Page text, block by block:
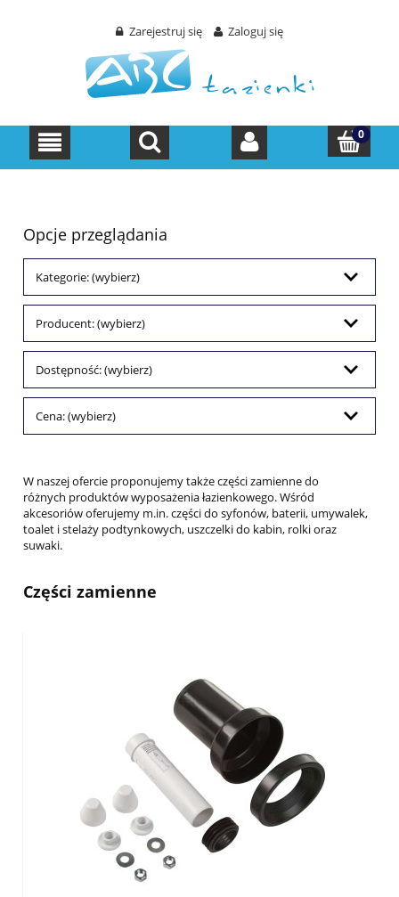
Zarejestruj się Zaloguj się
Opcje przeglądania
Kategorie: (wybierz)
Producent: (wybierz)
Dostępność: (wybierz)
Cena: (wybierz)
W naszej ofercie proponujemy także części zamienne do
różnych produktów wyposażenia łazienkowego. Wśród
akcesoriów oferujemy m.in. części do syfonów, baterii, umywalek,
toalet i stelaży podtynkowych, uszczelki do kabin, rolki oraz
suwaki.
Części zamienne